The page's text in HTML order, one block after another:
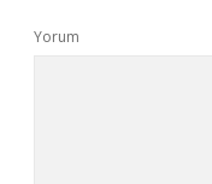
Yorum